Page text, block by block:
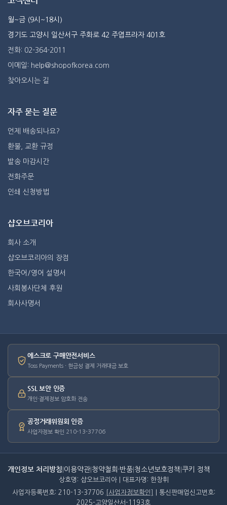
월~금 (9시~18시)
경기도 고양시 일산서구 주화로 42 주엽프라자 401호
전화: 02-364-2011
이메일: help@shopofkorea.com
찾아오시는 길
자주 묻는 질문
언제 배송되나요?
환불, 교환 규정
발송 마감시간
전화주문
인쇄 신청방법
샵오브코리아
회사 소개
샵오브코리아의 장점
한국어/영어 설명서
사회봉사단체 후원
회사사명서
에스크로 구매안전서비스
Toss Payments · 현금성 결제 거래대금 보호
SSL 보안 인증
개인·결제정보 암호화 전송
공정거래위원회 인증
사업자정보 확인 210-13-37706
개인정보 처리방침 이용약관 청약철회·반품 청소년보호정책 쿠키 정책
상호명: 샵오브코리아 | 대표자명: 한창휘
사업자등록번호: 210-13-37706
[사업자정보확인]
| 통신판매업신고번호:
2025-고양일산서-1193호